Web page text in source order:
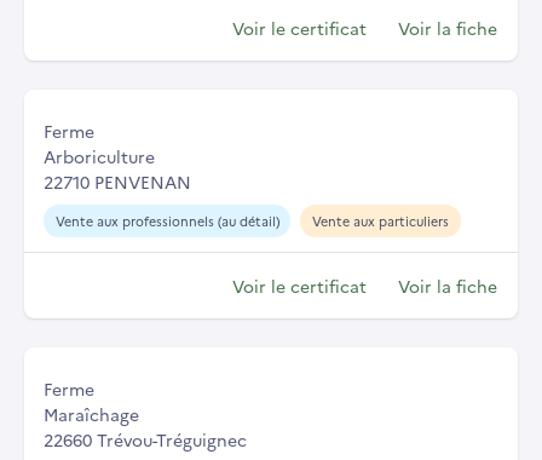
Voir le certificat Voir la fiche
Ferme
Arboriculture
22710 PENVENAN
Vente aux professionnels (au détail) Vente aux particuliers
Voir le certificat Voir la fiche
Ferme
Maraîchage
22660 Trévou-Tréguignec